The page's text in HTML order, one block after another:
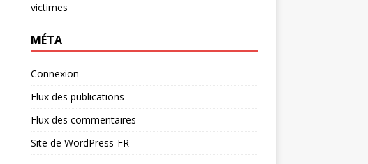
victimes
MÉTA
Connexion
Flux des publications
Flux des commentaires
Site de WordPress-FR